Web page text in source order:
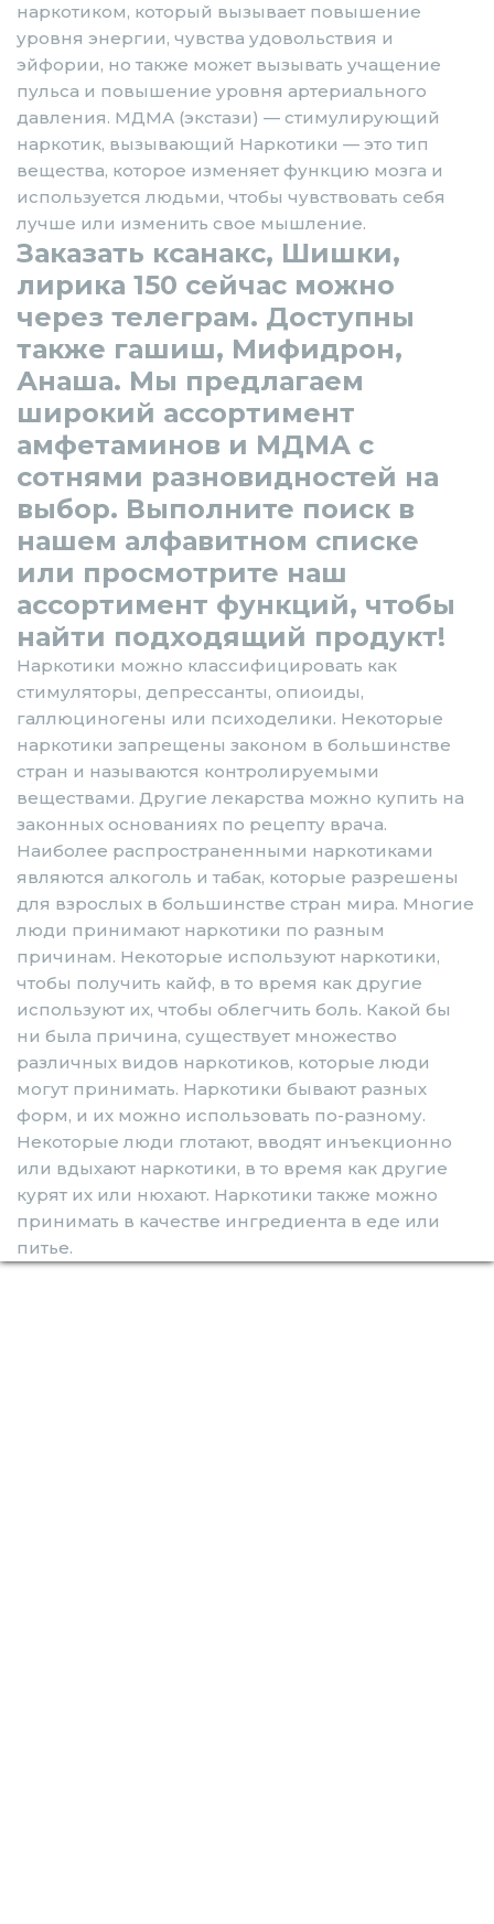
наркотиком, который вызывает повышение
уровня энергии, чувства удовольствия и
эйфории, но также может вызывать учащение
пульса и повышение уровня артериального
давления. МДМА (экстази) — стимулирующий
наркотик, вызывающий Наркотики — это тип
вещества, которое изменяет функцию мозга и
используется людьми, чтобы чувствовать себя
лучше или изменить свое мышление.
Заказать ксанакс, Шишки,
лирика 150 сейчас можно
через телеграм. Доступны
также гашиш, Мифидрон,
Анаша. Мы предлагаем
широкий ассортимент
амфетаминов и МДМА с
сотнями разновидностей на
выбор. Выполните поиск в
нашем алфавитном списке
или просмотрите наш
ассортимент функций, чтобы
найти подходящий продукт!
Наркотики можно классифицировать как
стимуляторы, депрессанты, опиоиды,
галлюциногены или психоделики. Некоторые
наркотики запрещены законом в большинстве
стран и называются контролируемыми
веществами. Другие лекарства можно купить на
законных основаниях по рецепту врача.
Наиболее распространенными наркотиками
являются алкоголь и табак, которые разрешены
для взрослых в большинстве стран мира. Многие
люди принимают наркотики по разным
причинам. Некоторые используют наркотики,
чтобы получить кайф, в то время как другие
используют их, чтобы облегчить боль. Какой бы
ни была причина, существует множество
различных видов наркотиков, которые люди
могут принимать. Наркотики бывают разных
форм, и их можно использовать по-разному.
Некоторые люди глотают, вводят инъекционно
или вдыхают наркотики, в то время как другие
курят их или нюхают. Наркотики также можно
принимать в качестве ингредиента в еде или
питье.